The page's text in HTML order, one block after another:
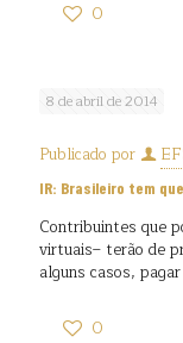
0
8 de abril de 2014
Publicado por
IR: Brasileiro tem
Contribuintes que
virtuais– terão de
alguns casos,
0